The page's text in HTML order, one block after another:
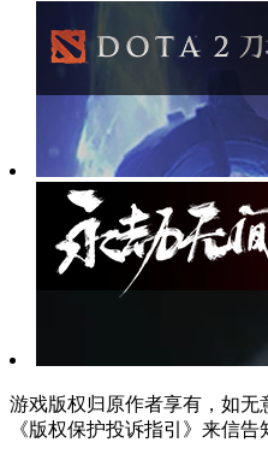
游戏版权归原作者享有，如
《版权保护投诉指引》来信